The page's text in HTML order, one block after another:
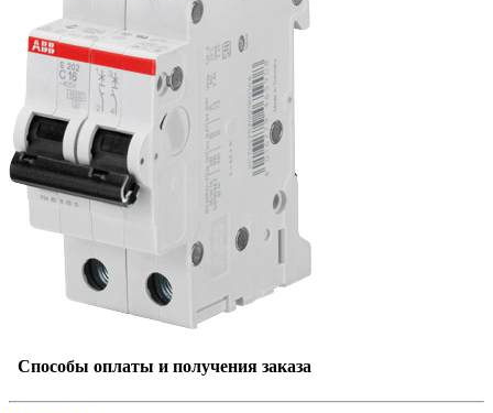
Способы оплаты и получения заказа